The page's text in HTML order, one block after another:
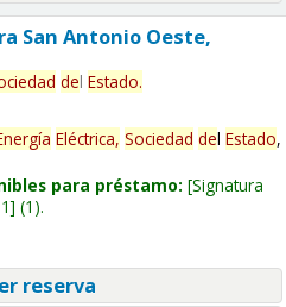
San Antonio Oeste,
del Estado.
Eléctrica, Sociedad del Estado,
para préstamo: Signatura
(1).
reserva